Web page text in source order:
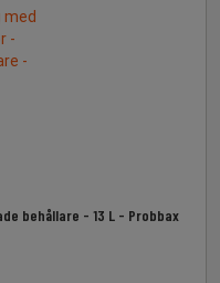
behållare - 13 L - Probbax